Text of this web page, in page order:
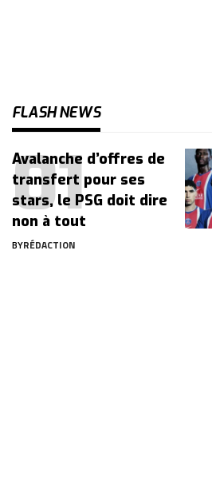
FLASH NEWS
Avalanche d’offres de
transfert pour ses
stars, le PSG doit dire
non à tout
BYRÉDACTION